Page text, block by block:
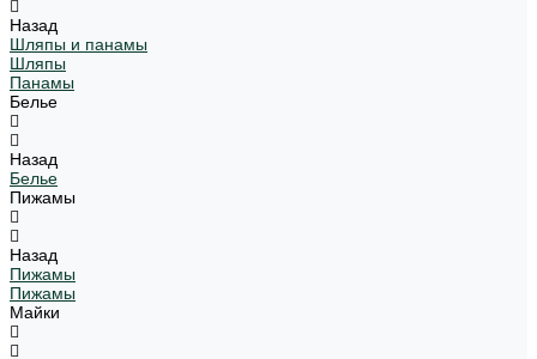
Назад
Шляпы и панамы
Шляпы
Панамы
Белье
Назад
Белье
Пижамы
Назад
Пижамы
Пижамы
Майки